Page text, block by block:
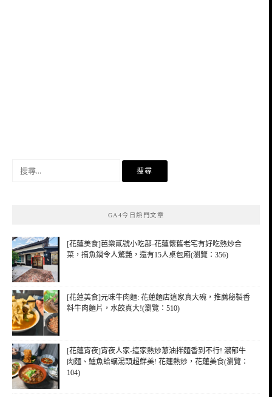
GA4今日熱門文章
[花蓮美食]芭樂貳號小吃部-花蓮懷舊老宅有好吃熱炒合
菜，搞魚鍋令人驚艷，還有15人桌包廂(瀏覽：356)
[花蓮美食]元味牛肉麵: 花蓮麵店這家真大碗，推薦秘製香
料牛肉麵片，水餃真大!(瀏覽：510)
[花蓮宵夜]宵夜人家-這家熱炒蔥油拌麵香到不行! 濃郁牛
肉麵、鱸魚蛤蠣湯頭超鮮美! 花蓮熱炒，花蓮美食(瀏覽：
104)